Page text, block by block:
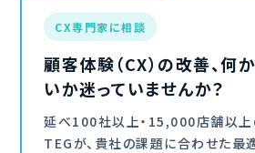
CX専門家に相談
顧客体験（CX）の改善、何
いか迷っていませんか？
延べ100社以上・15,000店舗以
TEGが、貴社の課題に合わせた最